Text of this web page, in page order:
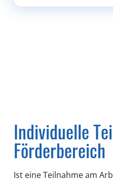
Individuelle
Förderbereich
Ist eine Teilnahme am